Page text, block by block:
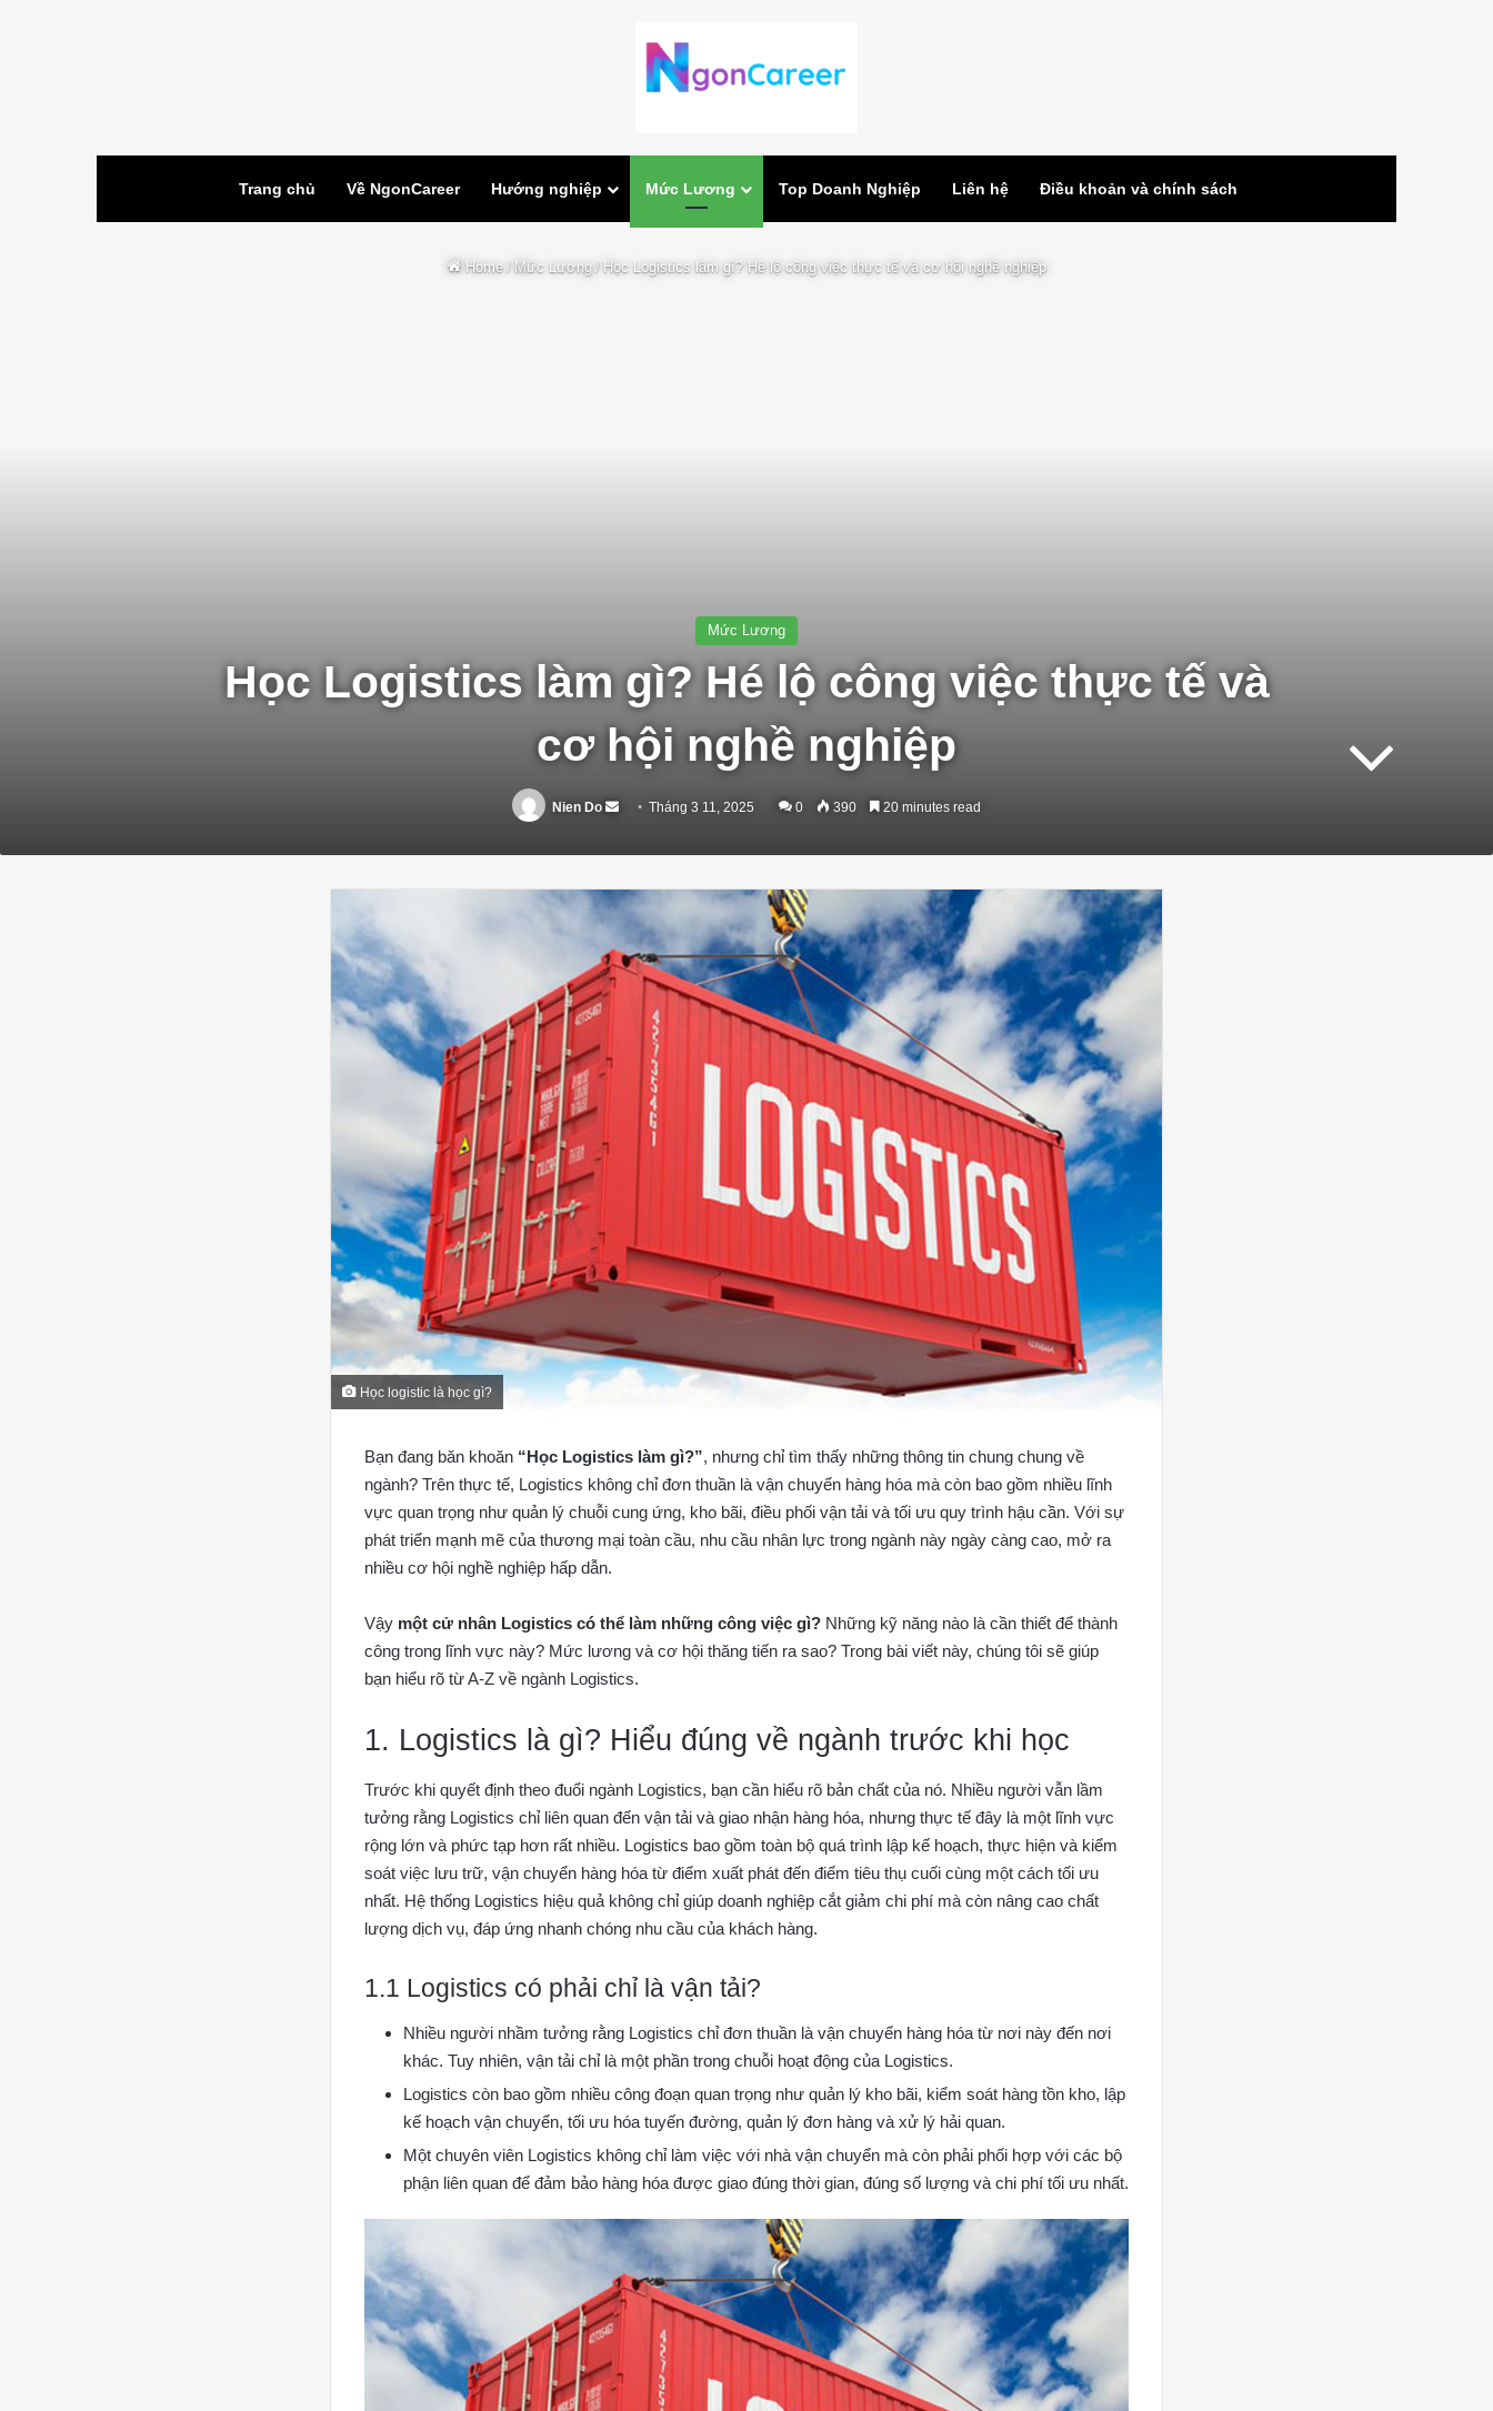
Trang chủ Về NgonCareer Hướng nghiệp Mức Lương Top Doanh Nghiệp Liên hệ Điều khoản và chính sách
Home / Mức Lương / Học Logistics làm gì? Hé lộ công việc thực tế và cơ hội nghề nghiệp
Mức Lương
Học Logistics làm gì? Hé lộ công việc thực tế và
cơ hội nghề nghiệp
Nien Do
Send
email
Tháng 3 11, 2025 0 390 20 minutes read
Học logistic là học gì?
Bạn đang băn khoăn “Học Logistics làm gì?”, nhưng chỉ tìm thấy những thông tin chung chung về
ngành? Trên thực tế, Logistics không chỉ đơn thuần là vận chuyển hàng hóa mà còn bao gồm nhiều lĩnh
vực quan trọng như quản lý chuỗi cung ứng, kho bãi, điều phối vận tải và tối ưu quy trình hậu cần. Với sự
phát triển mạnh mẽ của thương mại toàn cầu, nhu cầu nhân lực trong ngành này ngày càng cao, mở ra
nhiều cơ hội nghề nghiệp hấp dẫn.
Vậy một cử nhân Logistics có thể làm những công việc gì? Những kỹ năng nào là cần thiết để thành
công trong lĩnh vực này? Mức lương và cơ hội thăng tiến ra sao? Trong bài viết này, chúng tôi sẽ giúp
bạn hiểu rõ từ A-Z về ngành Logistics.
1. Logistics là gì? Hiểu đúng về ngành trước khi học
Trước khi quyết định theo đuổi ngành Logistics, bạn cần hiểu rõ bản chất của nó. Nhiều người vẫn lầm
tưởng rằng Logistics chỉ liên quan đến vận tải và giao nhận hàng hóa, nhưng thực tế đây là một lĩnh vực
rộng lớn và phức tạp hơn rất nhiều. Logistics bao gồm toàn bộ quá trình lập kế hoạch, thực hiện và kiểm
soát việc lưu trữ, vận chuyển hàng hóa từ điểm xuất phát đến điểm tiêu thụ cuối cùng một cách tối ưu
nhất. Hệ thống Logistics hiệu quả không chỉ giúp doanh nghiệp cắt giảm chi phí mà còn nâng cao chất
lượng dịch vụ, đáp ứng nhanh chóng nhu cầu của khách hàng.
1.1 Logistics có phải chỉ là vận tải?
Nhiều người nhầm tưởng rằng Logistics chỉ đơn thuần là vận chuyển hàng hóa từ nơi này đến nơi
khác. Tuy nhiên, vận tải chỉ là một phần trong chuỗi hoạt động của Logistics.
Logistics còn bao gồm nhiều công đoạn quan trọng như quản lý kho bãi, kiểm soát hàng tồn kho, lập
kế hoạch vận chuyển, tối ưu hóa tuyến đường, quản lý đơn hàng và xử lý hải quan.
Một chuyên viên Logistics không chỉ làm việc với nhà vận chuyển mà còn phải phối hợp với các bộ
phận liên quan để đảm bảo hàng hóa được giao đúng thời gian, đúng số lượng và chi phí tối ưu nhất.